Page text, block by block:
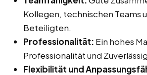
Kollegen, technischen Teams
Beteiligten.
Professionalität: Ein hohes
Professionalität und
Flexibilität und